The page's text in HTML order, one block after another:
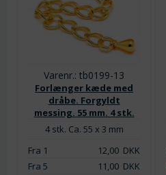
Varenr.: tb0199-13
Forlænger kæde med
dråbe. Forgyldt
messing. 55 mm. 4 stk.
4 stk. Ca. 55 x 3 mm
Fra 1
12,00DKK
Fra 5
11,00DKK